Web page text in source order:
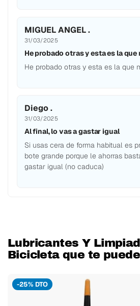
MIGUEL ANGEL .
31/03/2025
He probado otras y esta es la que
He probado otras y esta es la que
Diego .
31/03/2025
Al final, lo vas a gastar igual
Si usas cera de forma habitual es
bote grande porque le ahorras
gastar igual (no caduca)
Lubricantes Y
Bicicleta que te
-25% DTO